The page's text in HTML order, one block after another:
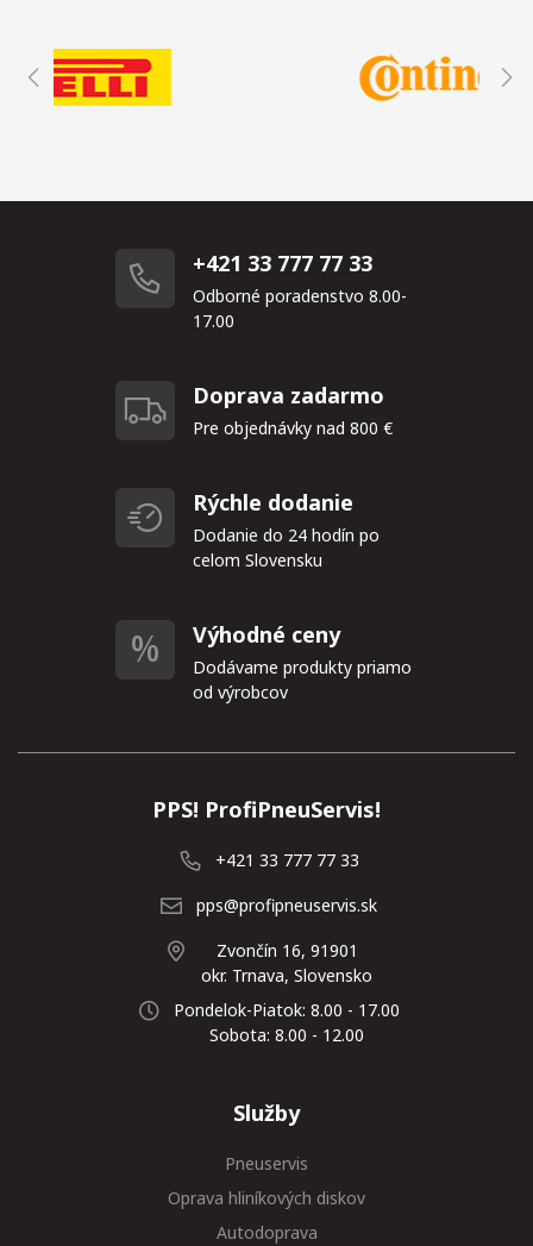
+421 33 777 77 33
Odborné poradenstvo 8.00-
17.00
Doprava zadarmo
Pre objednávky nad 800 €
Rýchle dodanie
Dodanie do 24 hodín po
celom Slovensku
Výhodné ceny
Dodávame produkty priamo
od výrobcov
PPS! ProfiPneuServis!
+421 33 777 77 33
pps@profipneuservis.sk
Zvončín 16, 91901
okr. Trnava, Slovensko
Pondelok-Piatok: 8.00 - 17.00
Sobota: 8.00 - 12.00
Služby
Pneuservis
Oprava hliníkových diskov
Autodoprava